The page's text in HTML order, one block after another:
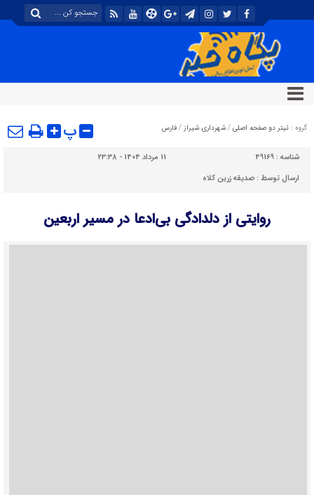
گروه : تیتر دو صفحه اصلی / شهرداری شیراز / فارس پ
شناسه : 49169
11 مرداد 1404 - 23:38
ارسال توسط : صدیقه زرین کلاه
روایتی از دلدادگی بی‌ادعا در مسیر اربعین